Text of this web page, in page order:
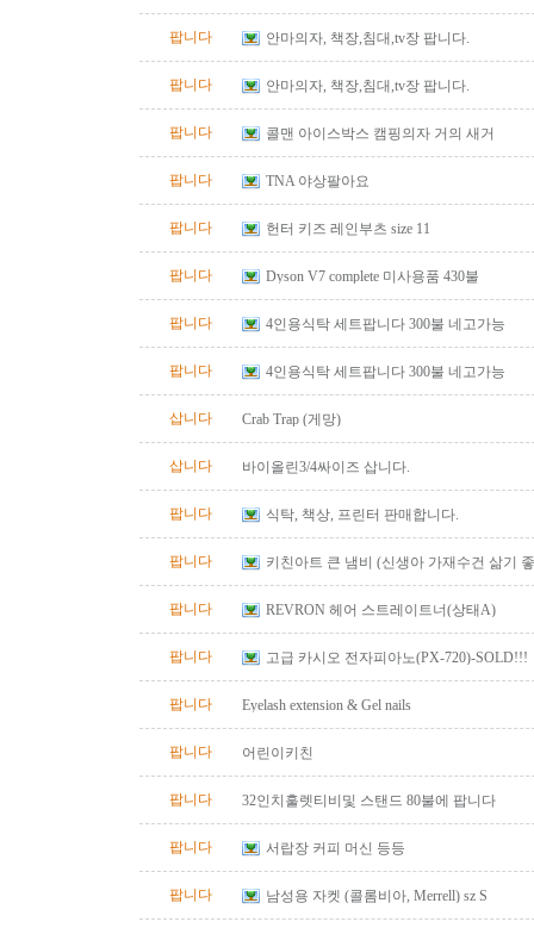
팝니다 안마의자, 책장,침대,tv장 팝니다.
팝니다 안마의자, 책장,침대,tv장 팝니다.
팝니다 콜맨 아이스박스 캠핑의자 거의 새거
팝니다 TNA 야상팔아요
팝니다 헌터 키즈 레인부츠 size 11
팝니다 Dyson V7 complete 미사용품 430불
팝니다 4인용식탁 세트팝니다 300불 네고가능
팝니다 4인용식탁 세트팝니다 300불 네고가능
삽니다 Crab Trap (게망)
삽니다 바이올린3/4싸이즈 삽니다.
팝니다 식탁, 책상, 프린터 판매합니다.
팝니다 키친아트 큰 냄비 (신생아 가재수건 삶기
팝니다 REVRON 헤어 스트레이트너(상태A)
팝니다 고급 카시오 전자피아노(PX-720)-SOLD!!!
팝니다 Eyelash extension & Gel nails
팝니다 어린이키친
팝니다 32인치훌렛티비및 스탠드 80불에 팝니다
팝니다 서랍장 커피 머신 등등
팝니다 남성용 자켓 (콜롬비아, Merrell) sz S